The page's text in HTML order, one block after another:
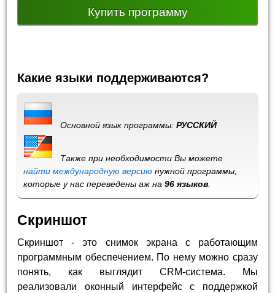
Купить программу
Какие языки поддерживаются?
Основной язык программы:РУССКИЙ
Также при необходимости Вы можете
найти международную версию нужной программы,
которые у нас переведены аж на96 языков
Скриншот
Скриншот - это снимок экрана с работающим
программным обеспечением. По нему можно сразу
понять, как выглядит CRM-система. Мы
реализовали оконный интерфейс с поддержкой